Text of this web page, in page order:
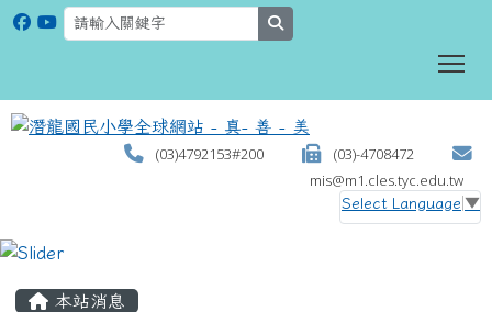
(03)4792153#200
(03)-4708472
mis@m1.cles.tyc.edu.tw
Select Language ▼
本站消息